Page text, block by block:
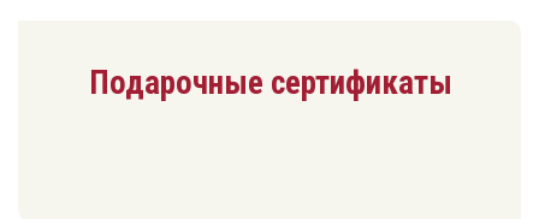
Подарочные сертификаты